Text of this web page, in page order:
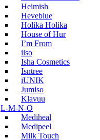
Heimish
Heveblue
Holika Holika
House of Hur
I’m From
ilso
Isha Cosmetics
Isntree
iUNIK
Jumiso
Klavuu
L-M-N-O
Mediheal
Medipeel
Milk Touch